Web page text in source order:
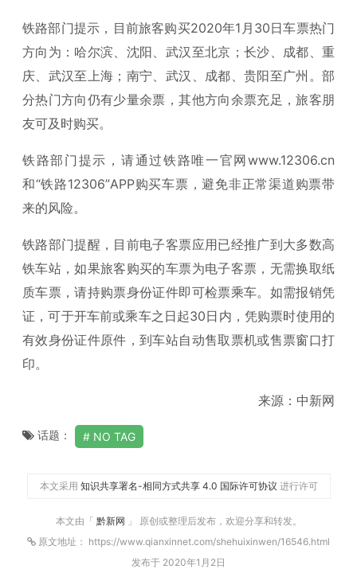
铁路部门提示，目前旅客购买2020年1月30日车票热门
方向为：哈尔滨、沈阳、武汉至北京；长沙、成都、重
庆、武汉至上海；南宁、武汉、成都、贵阳至广州。部
分热门方向仍有少量余票，其他方向余票充足，旅客朋
友可及时购买。
铁路部门提示，请通过铁路唯一官网www.12306.cn
和“铁路12306”APP购买车票，避免非正常渠道购票带
来的风险。
铁路部门提醒，目前电子客票应用已经推广到大多数高
铁车站，如果旅客购买的车票为电子客票，无需换取纸
质车票，请持购票身份证件即可检票乘车。如需报销凭
证，可于开车前或乘车之日起30日内，凭购票时使用的
有效身份证件原件，到车站自动售取票机或售票窗口打
印。
来源：中新网
话题： NO TAG
本文采用 知识共享署名-相同方式共享 4.0 国际许可协议 进行许可
本文由「 黔新网 」 原创或整理后发布，欢迎分享和转发。
原文地址： https://www.qianxinnet.com/shehuixinwen/16546.html
发布于 2020年1月2日